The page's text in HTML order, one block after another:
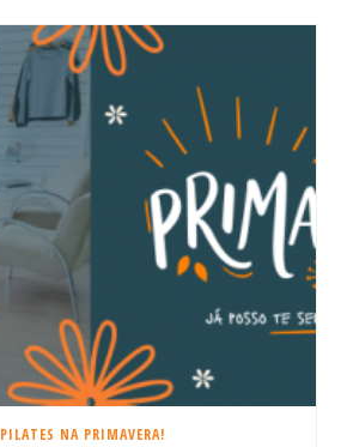
PILATES NA PRIMAVERA!